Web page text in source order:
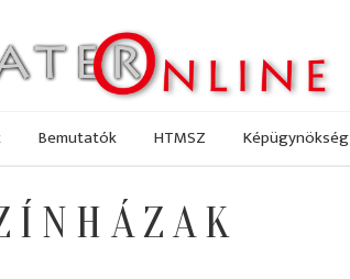
Bemutatók HTMSZ Képügynökség